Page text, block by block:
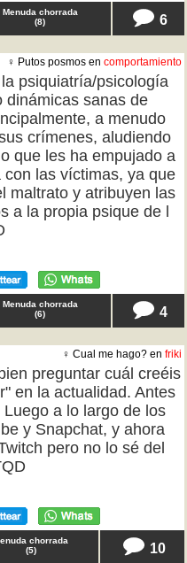
Menuda chorrada
(8) 6
♀ Putos posmos en comportamiento
psiquiatría/psicología
dinámicas sanas de
a menudo
crímenes, aludiendo
que les ha empujado a
las víctimas, ya que
maltrato y atribuyen las
a la propia psique de l
Menuda chorrada
(6) 4
♀ Cual me hago? en friki
preguntar cuál creéis
en la actualidad. Antes
a lo largo de los
y Snapchat, y ahora
pero no lo sé del
chorrada
(5) 10